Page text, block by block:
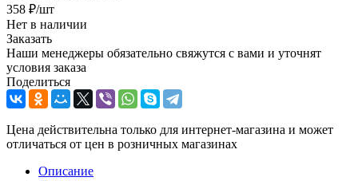
358 ₽/шт
Нет в наличии
Заказать
Наши менеджеры обязательно свяжутся с вами и уточнят
условия заказа
Поделиться
Цена действительна только для интернет-магазина и может
отличаться от цен в розничных магазинах
Описание